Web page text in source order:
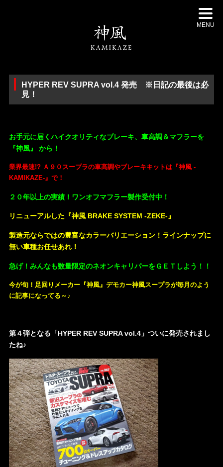
MENU
HYPER REV SUPRA vol.4 発売 ※日記の最後は必
見！
お手元に届くハイクオリティなブレーキ、車高調＆マフラーを
『神風』 から！
業界最速!? Ａ９０スープラの車高調やブレーキキットは『神風 -
KAMIKAZE-』で！
２０年以上の実績！ワンオフマフラー製作受付中！
リニューアルした『神風 BRAKE SYSTEM -ZEKE-』
製造元ならではの豊富なカラーバリエーション！ラインナップに
無い車種お任せあれ！
急げ！みんなも数量限定のネオンキャリパーをＧＥＴしよう！！
今が旬！足回りメーカー『神風』デモカー神風スープラが毎月のよう
に記事になってる～♪
第４弾となる「HYPER REV SUPRA vol.4」ついに発売されまし
たね♪